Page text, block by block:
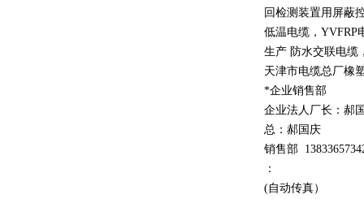
回检测装置用屏蔽
低温电缆， YVFRP
生产 防水交联电缆
天津市电缆总厂橡
*企业销售部
企业法人厂长：郝
总：郝国庆
销售部 13833
：
(自动传真）